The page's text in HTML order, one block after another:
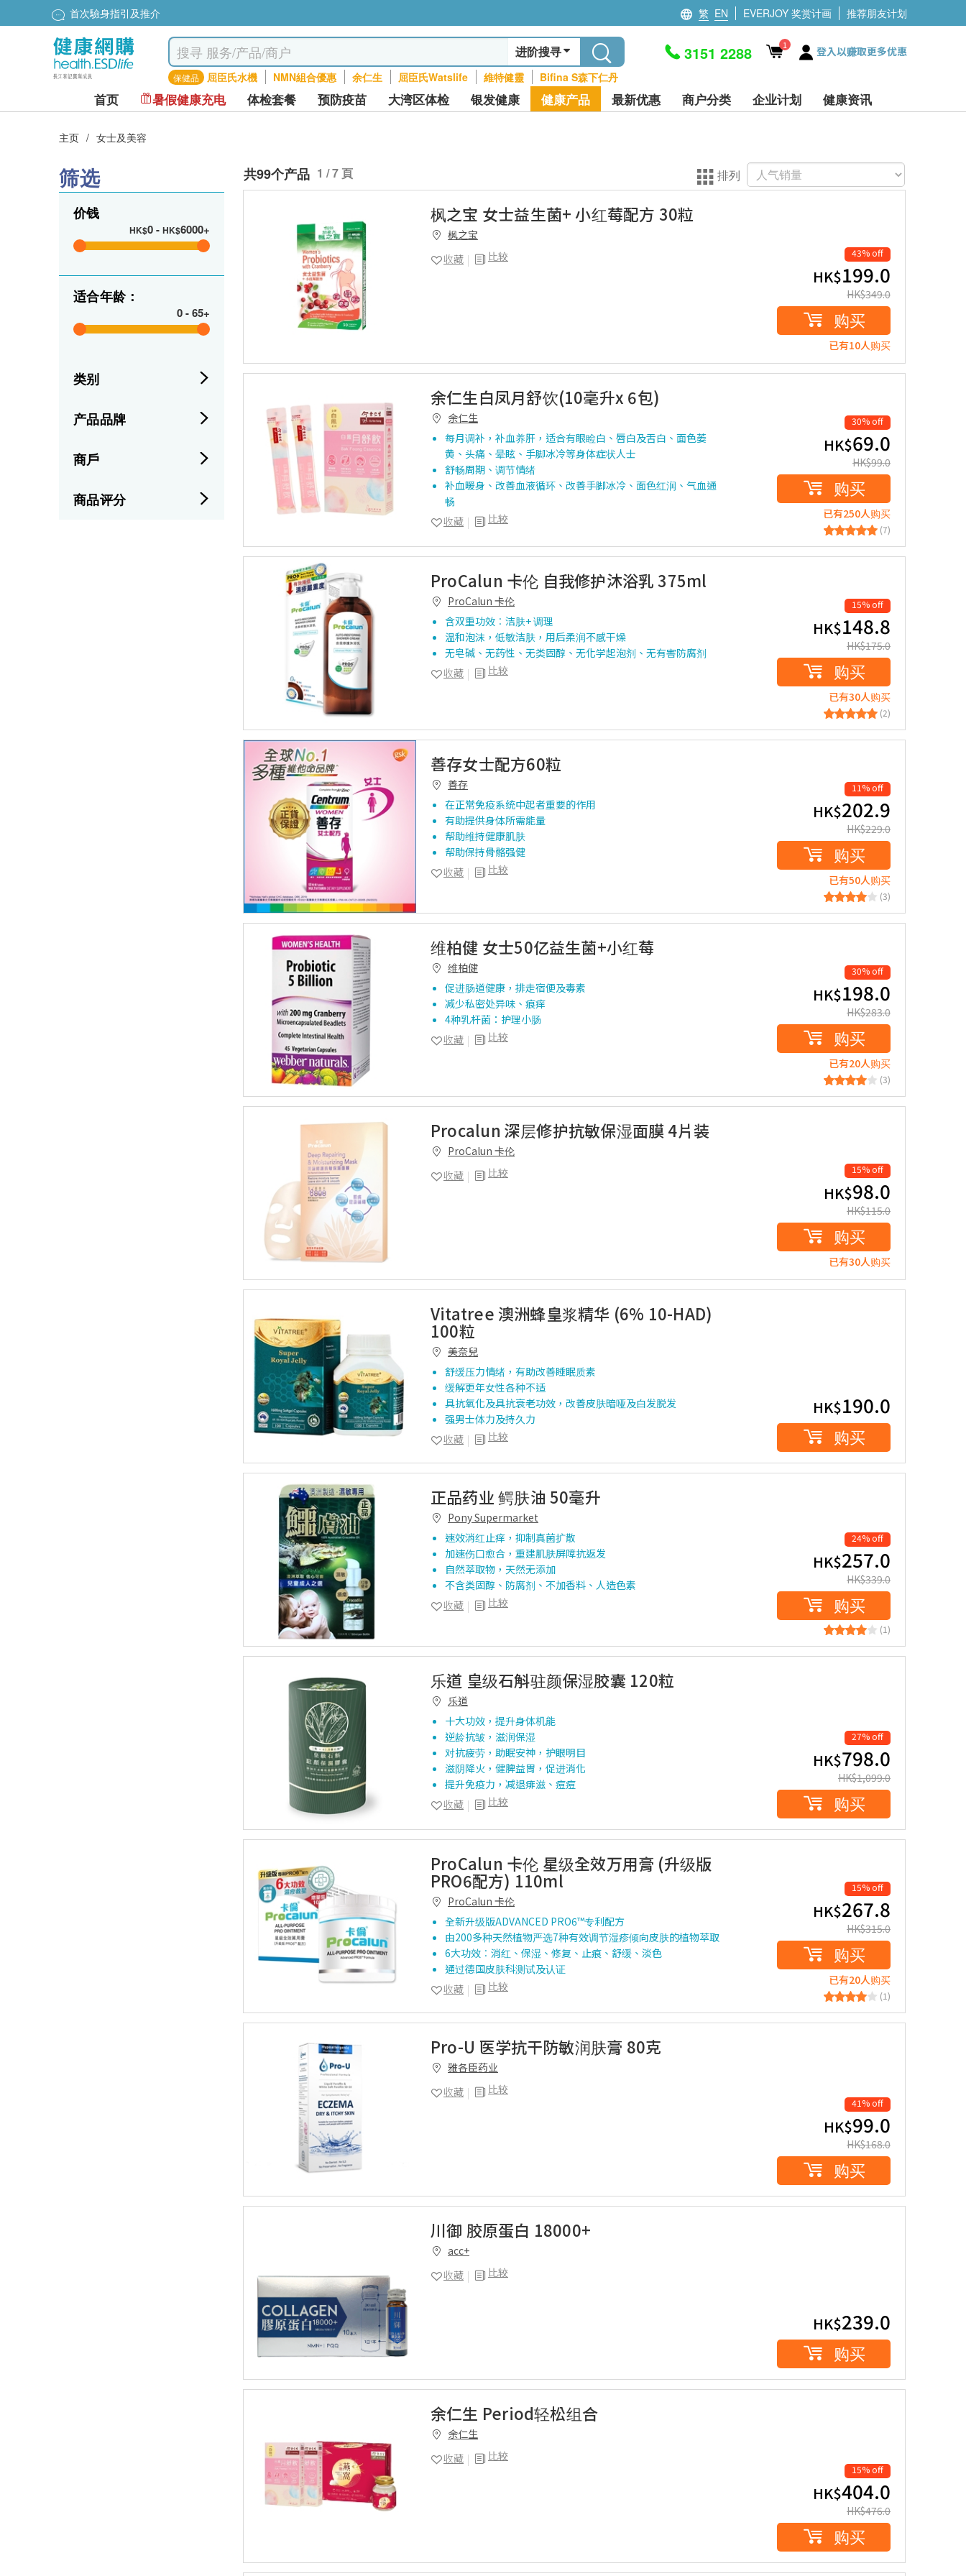
首次驗身指引及推介 繁 EN EVERJOY 奖赏计画 推荐朋友计划
进阶搜寻
保健品 屈臣氏水機 NMN組合優惠 余仁生 屈臣氏Watslife 維特健靈 Bifina S森下仁丹
3151 2288 1 登入以赚取更多优惠
首页 暑假健康充电 体检套餐 预防疫苗 大湾区体检 银发健康 健康产品 最新优惠 商户分类 企业计划 健康资讯
主页 / 女士及美容
筛选
价钱
HK$0- HK$6000+
适合年龄：
0-65+
类别
产品品牌
商戶
商品评分
共99个产品 1 / 7 頁 排列
枫之宝 女士益生菌+ 小红莓配方 30粒
枫之宝
比较
收藏 43% off
HK$199.0
HK$349.0
购买
已有10人购买
余仁生白凤月舒饮(10毫升x 6包)
余仁生
每月调补，补血养肝，适合有眼睑白、唇白及舌白、面色萎
黄、头痛、晕眩、手脚冰冷等身体症状人士
舒畅周期、调节情绪
补血暖身、改善血液循环、改善手脚冰冷、面色红润、气血通
畅
比较
收藏
30% off
HK$69.0
HK$99.0
购买
已有250人购买
(7)
ProCalun 卡伦 自我修护沐浴乳 375ml
ProCalun 卡伦
含双重功效︰洁肤+ 调理
温和泡沫，低敏洁肤，用后柔润不感干燥
无皂碱、无药性、无类固醇、无化学起泡剂、无有害防腐剂
比较
收藏
15% off
HK$148.8
HK$175.0
购买
已有30人购买
(2)
善存女士配方60粒
善存
在正常免疫系统中起者重要的作用
有助提供身体所需能量
帮助维持健康肌肤
帮助保持骨骼强健
比较
收藏
11% off
HK$202.9
HK$229.0
购买
已有50人购买
(3)
维柏健 女士50亿益生菌+小红莓
维柏健
促进肠道健康，排走宿便及毒素
减少私密处异味、痕痒
4种乳杆菌：护理小肠
比较
收藏
30% off
HK$198.0
HK$283.0
购买
已有20人购买
(3)
Procalun 深层修护抗敏保湿面膜 4片装
ProCalun 卡伦
比较
收藏 15% off
HK$98.0
HK$115.0
购买
已有30人购买
Vitatree 澳洲蜂皇浆精华 (6% 10-HAD)
100粒
美奈兒
舒缓压力情绪，有助改善睡眠质素
缓解更年女性各种不适
具抗氧化及具抗衰老功效，改善皮肤暗哑及白发脱发
强男士体力及持久力
比较
收藏
HK$190.0
购买
正品药业 鳄肤油 50毫升
Pony Supermarket
速效消红止痒，抑制真菌扩散
加速伤口愈合，重建肌肤屏障抗返发
自然萃取物，天然无添加
不含类固醇、防腐剂、不加香料、人造色素
比较
收藏
24% off
HK$257.0
HK$339.0
购买
(1)
乐道 皇级石斛驻颜保湿胶囊 120粒
乐道
十大功效，提升身体机能
逆龄抗皱，滋润保湿
对抗疲劳，助眠安神，护眼明目
滋阴降火，健脾益胃，促进消化
提升免疫力，减退痱滋、痘痘
比较
收藏
27% off
HK$798.0
HK$1,099.0
购买
ProCalun 卡伦 星级全效万用膏 (升级版
PRO6配方) 110ml
ProCalun 卡伦
全新升级版ADVANCED PRO6™专利配方
由200多种天然植物严选7种有效调节湿疹倾向皮肤的植物萃取
6大功效︰消红、保湿、修复、止痕、舒缓、淡色
通过德国皮肤科测试及认证
比较
收藏
15% off
HK$267.8
HK$315.0
购买
已有20人购买
(1)
Pro-U 医学抗干防敏润肤膏 80克
雅各臣药业
比较
收藏
41% off
HK$99.0
HK$168.0
购买
川御 胶原蛋白 18000+
acc+
比较
收藏
HK$239.0
购买
余仁生 Period轻松组合
余仁生
比较
收藏
15% off
HK$404.0
HK$476.0
购买